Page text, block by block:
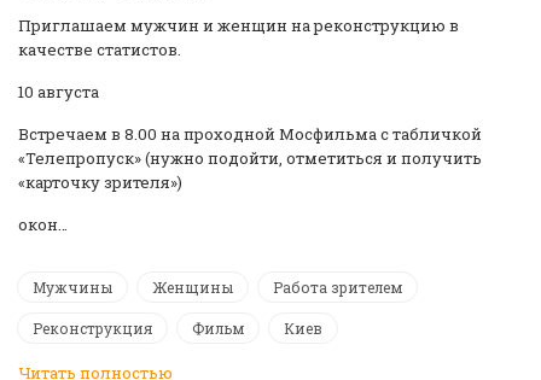
Приглашаем мужчин и женщин на реконструкцию в
качестве статистов.
10 августа
Встречаем в 8.00 на проходной Мосфильма с табличкой
«Телепропуск» (нужно подойти, отметиться и получить
«карточку зрителя»)
окон…
Мужчины Женщины Работа зрителем
Реконструкция Фильм Киев
Читать полностью